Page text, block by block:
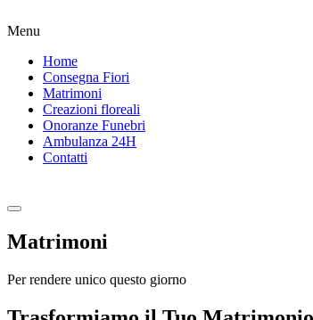
Menu
Home
Consegna Fiori
Matrimoni
Creazioni floreali
Onoranze Funebri
Ambulanza 24H
Contatti
Matrimoni
Per rendere unico questo giorno